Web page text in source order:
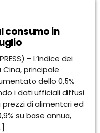
consumo in
– L’indice dei
principale
dello 0,5%
i dati ufficiali diffusi
prezzi di alimentari ed
su base annua,